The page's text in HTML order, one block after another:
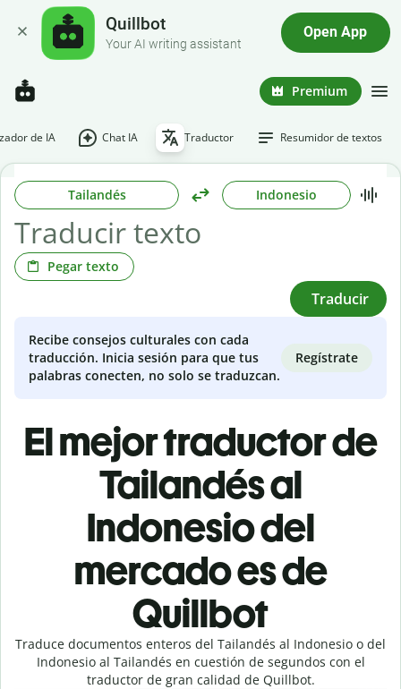
Quillbot
Your AI writing assistant
Open App
Premium
de IA Chat IA Traductor Resumidor de textos
Tailandés Indonesio
Pegar texto
Traducir
Recibe consejos culturales con cada
traducción. Inicia sesión para que tus
palabras conecten, no solo se traduzcan.
Regístrate
El mejor traductor de
Tailandés al
Indonesio del
mercado es de
Quillbot
Traduce documentos enteros del Tailandés al Indonesio o del
Indonesio al Tailandés en cuestión de segundos con el
traductor de gran calidad de Quillbot.